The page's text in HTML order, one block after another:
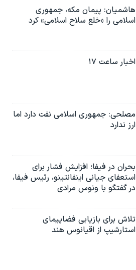
هاشمیان: پیمان مکه، جمهوری
اسلامی را «خلع سلاح اسلامی» کرد
اخبار ساعت ۱۷
مصلحی: جمهوری اسلامی نفت دارد اما
ارز ندارد
بحران در فیفا؛ افزایش فشار برای
استعفای جیانی اینفانتینو، رئیس فیفا،
در گفتگو با ونوس مرادی
تلاش برای بازیابی فضاپیمای
استارشیپ از اقیانوس هند